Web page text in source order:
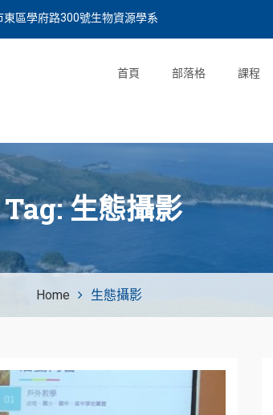
東區學府路300號生物資源學系
首頁 部落格 課程
Tag:生態攝影
Home 生態攝影